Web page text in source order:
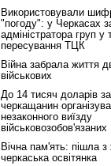
Використовували
"погоду": у Черкасах
адміністратора груп у
пересування ТЦК
Війна забрала життя
військових
До 14 тисяч доларів
черкащанин
незаконного виїзду
військовозобов'язаних
Вічна пам'ять: пішла з
черкаська освітянка